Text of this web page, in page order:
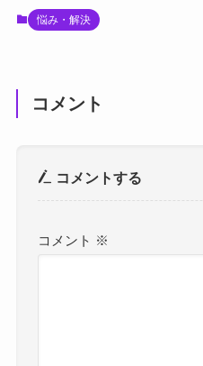
悩み・解決
コメント
コメントする
コメント ※